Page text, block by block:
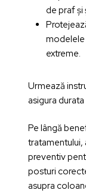
de praf și
modelele
extreme.
Urmează
asigura
Pe lângă
tratamentului,
preventiv
posturi
asupra